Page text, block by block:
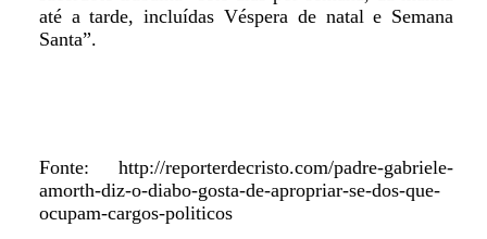
até a tarde, incluídas Véspera de natal e Semana
Santa”.
Fonte: http://reporterdecristo.com/padre-gabriele-
amorth-diz-o-diabo-gosta-de-apropriar-se-dos-que-
ocupam-cargos-politicos